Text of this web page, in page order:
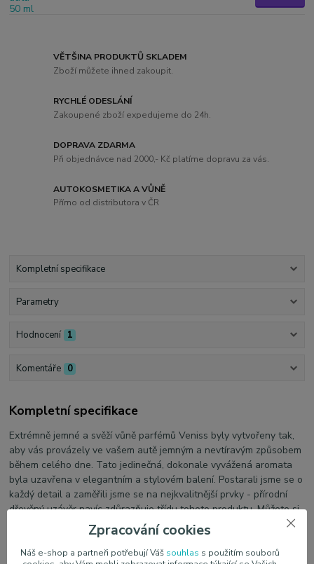
VĚTŠINA PRODUKTŮ SKLADEM
Zboží můžete ihned zakoupit.
RYCHLÉ ODESLÁNÍ
Zakoupené zboží expedujeme do 24h.
DOPRAVA ZDARMA
Při objednávce nad 2000,- Kč platíme dopravu za vás.
AUTOKOSMETIKA A VŮNĚ
Přímo od distributora v ČR
Kompletní specifikace
Parametry
Hodnocení 1
Komentáře 0
Kompletní specifikace
Extrémně jemné a svěží vůně parfémů Veniss byly vytvořeny tak,
aby vás provázely ve vašem autě jemným a nevtíravým způsobem
během celého dne. Tato jedinečná, dokonale vyvážená aromata
byla uzavřena v elegantním a stylovém balení. Postarali jsme se o
každý detail a zaměřili jsme se na nejkvalitnější prvky - přírodní
dřevěný uzávěr navíc zdůrazňuje třídu tohoto produktu. Můžete si
vybrat ze čtyř speciálně komponovaných vůní - svěží a lehké,
dokonale se hodící do interiéru vozidel.
Zpracování cookies
Náš e-shop a partneři potřebují Váš souhlas s použitím souborů